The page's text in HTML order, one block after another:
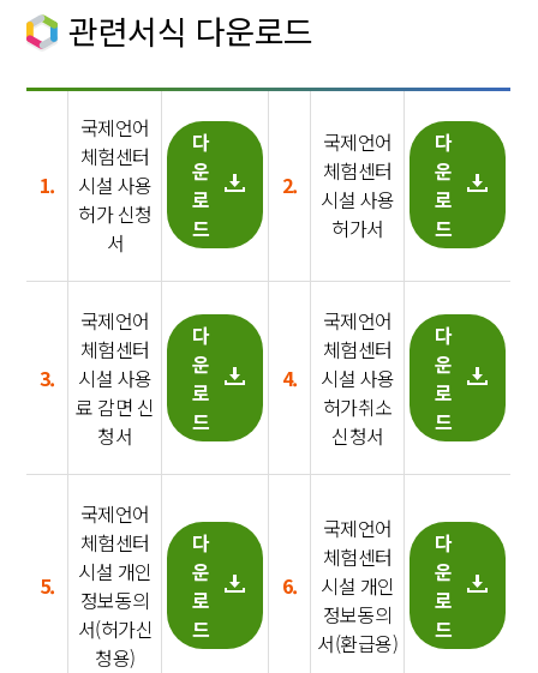
관련서식 다운로드
1.
국제언어
체험센터
시설 사용
허가 신청
서
다
운
로
드
2.
국제언어
체험센터
시설 사용
허가서
다
운
로
드
3.
국제언어
체험센터
시설 사용
료 감면 신
청서
다
운
로
드
4.
국제언어
체험센터
시설 사용
허가취소
신청서
다
운
로
드
5.
국제언어
체험센터
시설 개인
정보동의
서(허가신
청용)
다
운
로
드
6.
국제언어
체험센터
시설 개인
정보동의
서(환급용)
다
운
로
드